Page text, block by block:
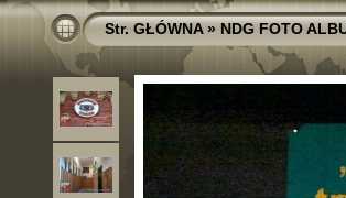
Str. GŁÓWNA»NDG FOTO